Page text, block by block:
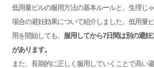
低用量ピルの服用方法の基本ルールと、生理じ
場合の避妊効果について紹介しました。低用量
用を開始しても、 服用してから7日間は別の避
があります。
また、長期的に正しく服用していくことで高い